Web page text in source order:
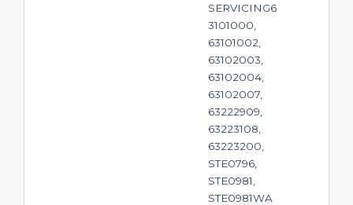
SERVICING6
3101000,
63101002,
63102003,
63102004,
63102007,
63222909,
63223108,
63223200,
STE0796,
STE0981,
STE0981WA